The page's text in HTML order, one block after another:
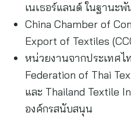
เนเธอร์แลนด์ ในฐานะ
China Chamber of
Export of Textiles
หน่วยงานจากประเทศไ
Federation of Thai
และ Thailand Textile
องค์กรสนับสนุน